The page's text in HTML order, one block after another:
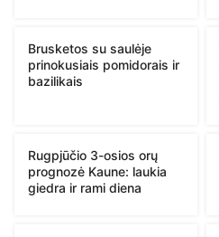
Brusketos su saulėje
prinokusiais pomidorais ir
bazilikais
Rugpjūčio 3-osios orų
prognozė Kaune: laukia
giedra ir rami diena